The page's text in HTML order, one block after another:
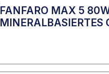
FANFARO MAX 5
MINERALBASIERTES